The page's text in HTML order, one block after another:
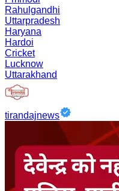
Rahulgandhi
Uttarpradesh
Haryana
Hardoi
Cricket
Lucknow
Uttarakhand
tirandajnews